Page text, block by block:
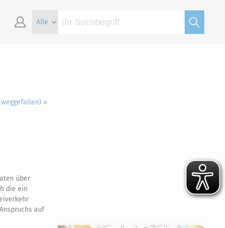
»
über
die ein
auf